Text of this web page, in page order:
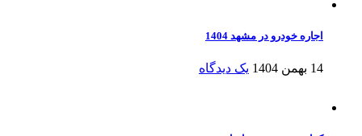
اجاره خودرو در مشهد 1404
14 بهمن 1404 یک دیدگاه